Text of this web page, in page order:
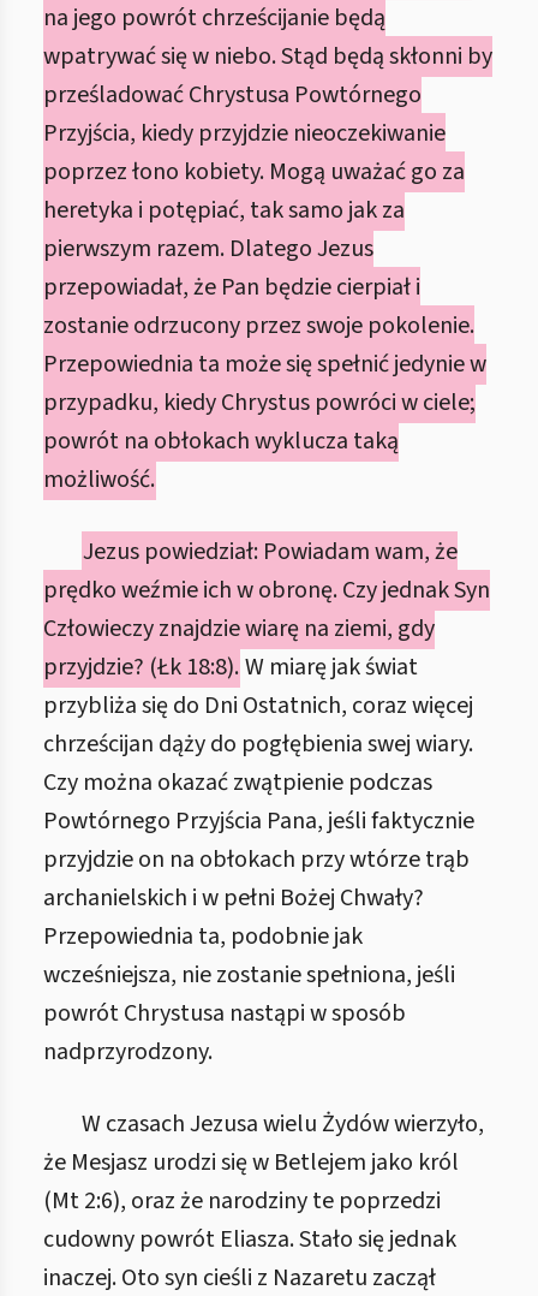
na jego powrót chrześcijanie będą
wpatrywać się w niebo. Stąd będą skłonni by
prześladować Chrystusa Powtórnego
Przyjścia, kiedy przyjdzie nieoczekiwanie
poprzez łono kobiety. Mogą uważać go za
heretyka i potępiać, tak samo jak za
pierwszym razem. Dlatego Jezus
przepowiadał, że Pan będzie cierpiał i
zostanie odrzucony przez swoje pokolenie.
Przepowiednia ta może się spełnić jedynie w
przypadku, kiedy Chrystus powróci w ciele;
powrót na obłokach wyklucza taką
możliwość.
Jezus powiedział: Powiadam wam, że
prędko weźmie ich w obronę. Czy jednak Syn
Człowieczy znajdzie wiarę na ziemi, gdy
przyjdzie? (Łk 18:8).W miarę jak świat
przybliża się do Dni Ostatnich, coraz więcej
chrześcijan dąży do pogłębienia swej wiary.
Czy można okazać zwątpienie podczas
Powtórnego Przyjścia Pana, jeśli faktycznie
przyjdzie on na obłokach przy wtórze trąb
archanielskich i w pełni Bożej Chwały?
Przepowiednia ta, podobnie jak
wcześniejsza, nie zostanie spełniona, jeśli
powrót Chrystusa nastąpi w sposób
nadprzyrodzony.
W czasach Jezusa wielu Żydów wierzyło,
że Mesjasz urodzi się w Betlejem jako król
(Mt 2:6), oraz że narodziny te poprzedzi
cudowny powrót Eliasza. Stało się jednak
inaczej. Oto syn cieśli z Nazaretu zaczął